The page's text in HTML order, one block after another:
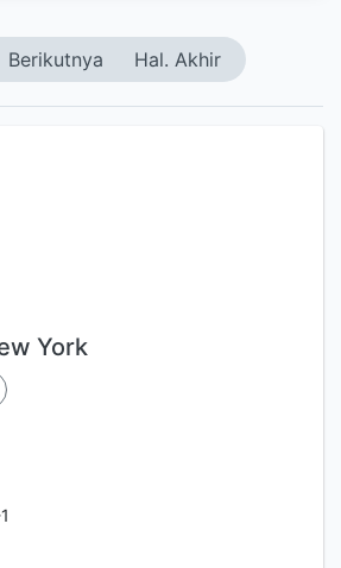
Berikutnya Hal. Akhir
York